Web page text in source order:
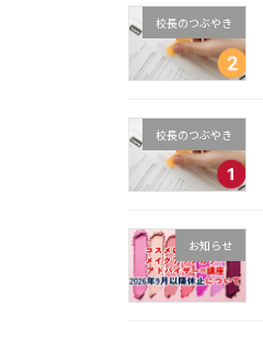
校長のつぶやき
校長のつぶやき
お知らせ